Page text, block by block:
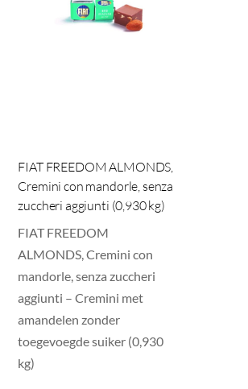
FIAT FREEDOM ALMONDS,
Cremini con mandorle, senza
zuccheri aggiunti (0,930 kg)
FIAT FREEDOM
ALMONDS, Cremini con
mandorle, senza zuccheri
aggiunti – Cremini met
amandelen zonder
toegevoegde suiker (0,930
kg)